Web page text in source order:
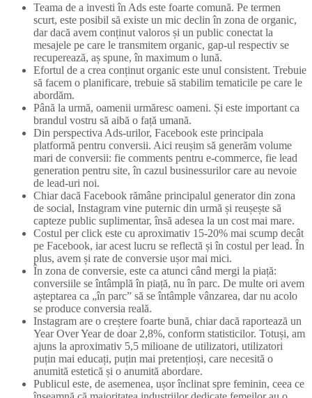
Teama de a investi în Ads este foarte comună. Pe termen
scurt, este posibil să existe un mic declin în zona de organic,
dar dacă avem conținut valoros și un public conectat la
mesajele pe care le transmitem organic, gap-ul respectiv se
recuperează, aș spune, în maximum o lună.
Efortul de a crea conținut organic este unul consistent. Trebuie
să facem o planificare, trebuie să stabilim tematicile pe care le
abordăm.
Până la urmă, oamenii urmăresc oameni. Și este important ca
brandul vostru să aibă o față umană.
Din perspectiva Ads-urilor, Facebook este principala
platformă pentru conversii. Aici reușim să generăm volume
mari de conversii: fie comments pentru e-commerce, fie lead
generation pentru site, în cazul businessurilor care au nevoie
de lead-uri noi.
Chiar dacă Facebook rămâne principalul generator din zona
de social, Instagram vine puternic din urmă și reușește să
capteze public suplimentar, însă adesea la un cost mai mare.
Costul per click este cu aproximativ 15-20% mai scump decât
pe Facebook, iar acest lucru se reflectă și în costul per lead. În
plus, avem și rate de conversie ușor mai mici.
În zona de conversie, este ca atunci când mergi la piață:
conversiile se întâmplă în piață, nu în parc. De multe ori avem
așteptarea ca „în parc” să se întâmple vânzarea, dar nu acolo
se produce conversia reală.
Instagram are o creștere foarte bună, chiar dacă raportează un
Year Over Year de doar 2,8%, conform statisticilor. Totuși, am
ajuns la aproximativ 5,5 milioane de utilizatori, utilizatori
puțin mai educați, puțin mai pretențioși, care necesită o
anumită estetică și o anumită abordare.
Publicul este, de asemenea, ușor înclinat spre feminin, ceea ce